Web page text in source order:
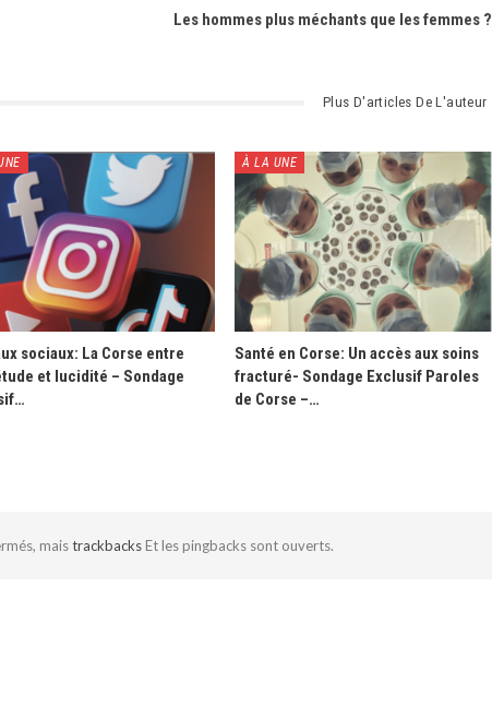
Les hommes plus méchants que les femmes ?
Plus D'articles De L'auteur
sociaux: La Corse entre
et lucidité – Sondage
À LA UNE
Santé en Corse: Un accès aux soins
fracturé- Sondage Exclusif Paroles
de Corse –…
maistrackbacks Et les pingbacks sont ouverts.